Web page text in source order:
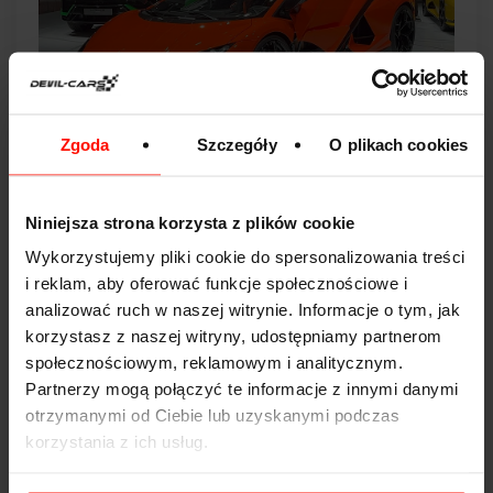
Zgoda Szczegóły O plikach cookies
Niniejsza strona korzysta z plików cookie
Wykorzystujemy pliki cookie do spersonalizowania treści
i reklam, aby oferować funkcje społecznościowe i
analizować ruch w naszej witrynie. Informacje o tym, jak
korzystasz z naszej witryny, udostępniamy partnerom
społecznościowym, reklamowym i analitycznym.
Partnerzy mogą połączyć te informacje z innymi danymi
otrzymanymi od Ciebie lub uzyskanymi podczas
korzystania z ich usług.
fot.Maxhdtenda
3. Lamborghini Revuelto Roadster
Revuelto Roadster to esencja filozofii Lamborghini w
nowoczesnym wydaniu. V12 wspierane hybrydą,
agresywna stylistyka i otwarte nadwozie tworzą
mieszankę, która ma działać na wszystkie zmysły
jednocześnie.
Wersja Roadster wzmacnia to, z czego Lamborghini
słynie najbardziej - dźwięk, dramatyzm i
widowiskowość. Każda przejażdżka ma być